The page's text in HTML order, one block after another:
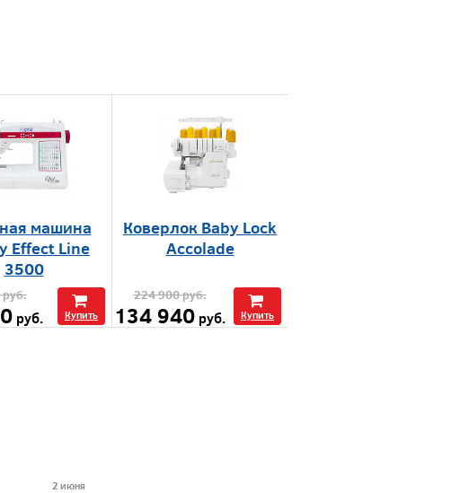
машина
Effect Line
3500
руб.
руб. Купить
Коверлок Baby Lock
Accolade
224 900руб.
134 940 руб. Купить
2 июня